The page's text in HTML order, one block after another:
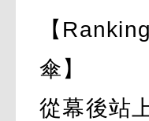
【
傘】
從幕後站